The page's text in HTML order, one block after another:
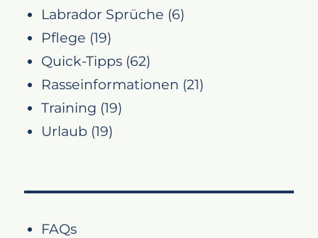
Labrador Sprüche (6)
Pflege (19)
Quick-Tipps (62)
Rasseinformationen (21)
Training (19)
Urlaub (19)
FAQs